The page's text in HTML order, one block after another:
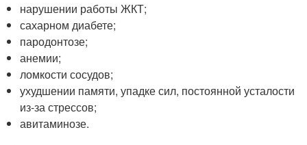
нарушении работы ЖКТ;
сахарном диабете;
пародонтозе;
анемии;
ломкости сосудов;
ухудшении памяти, упадке сил, постоянной усталости
из-за стрессов;
авитаминозе.